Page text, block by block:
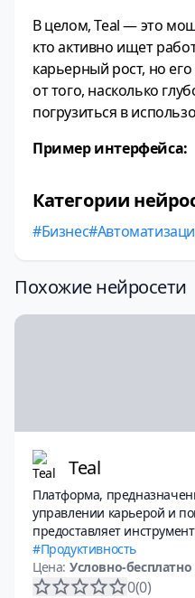
В целом, Teal — это
кто активно ищет
карьерный рост, но
от того, насколько
погрузиться в
Пример интерфейса:
Категории
Бизнес
Похожие нейросети
Teal
Платформа,
управлении карьерой и
предоставляет
отслеживания вакансий и
навыков.
Продуктивность
Цена: Условно-бесплатно
0(0)